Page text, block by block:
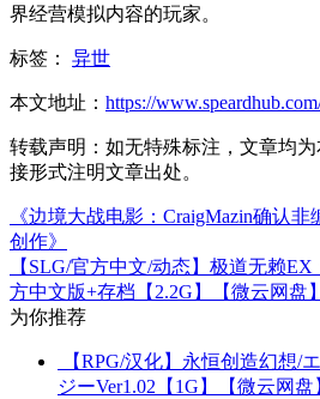
界经营模拟内容的玩家。
标签： 异世
本文地址： https://
转载声明： 如无特殊标注，文章均
接形式注明文章出处。
《边境大战电影：CraigMazin确认
创作》
【SLG/官方中文/动态】极道无赖
方中文版+存档【2.2G】【微云网盘】
为你推荐
【RPG/汉化】永恒创造幻想/
ジーVer1.02【1G】【微云网盘